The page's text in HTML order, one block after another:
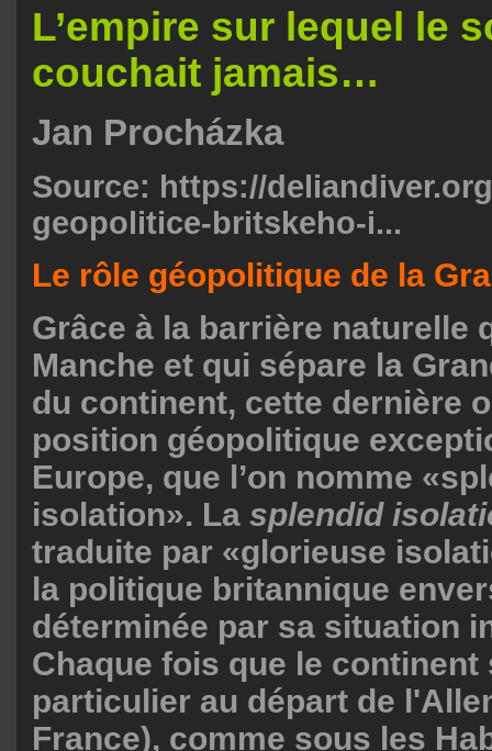
L’empire sur lequel le
couchait jamais…
Jan Procházka
Source: https://
geopolitice-britskeho-i...
Le rôle géopolitique de la
Grâce à la barrière naturelle
Manche et qui sépare la
du continent, cette dernière
position géopolitique
Europe, que l’on nomme
isolation». La splendid
traduite par «glorieuse
la politique britannique
déterminée par sa situation
Chaque fois que le continent
particulier au départ de
France), comme sous les